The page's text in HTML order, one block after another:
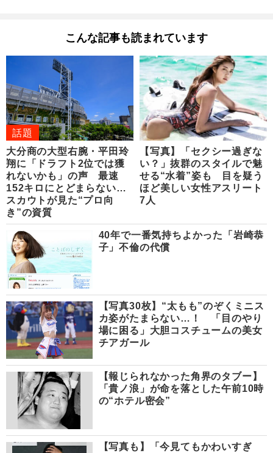
こんな記事も読まれています
話題
大分商の大型右腕・平田玲
翔に「ドラフト2位では獲
れないかも」の声 最速
152キロにとどまらない…
スカウトが見た“プロ向
き”の資質
【写真】「セクシー過ぎな
い？」抜群のスタイルで魅
せる“水着”姿も 目を疑う
ほど美しい女性アスリート
7人
40年で一番気持ちよかった「岩崎恭
子」不倫の代償
【写真30枚】“太もも”のぞくミニス
カ姿がたまらない…！ 「目のやり
場に困る」大胆コスチュームの美女
チアガール
【報じられなかった角界のタブー】
「貴ノ浪」が命を落とした午前10時
の“ホテル密会”
【写真も】「今見てもかわいすぎ